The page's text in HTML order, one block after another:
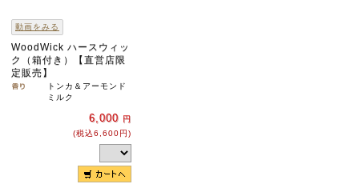
動画をみる
WoodWick ハースウィッ
ク（箱付き）【直営店限
定販売】
トンカ＆アーモンド
ミルク
6,000 円
(税込6,600円)